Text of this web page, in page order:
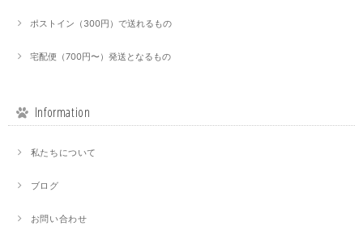
ポストイン（300円）で送れるもの
宅配便（700円〜）発送となるもの
Information
私たちについて
ブログ
お問い合わせ